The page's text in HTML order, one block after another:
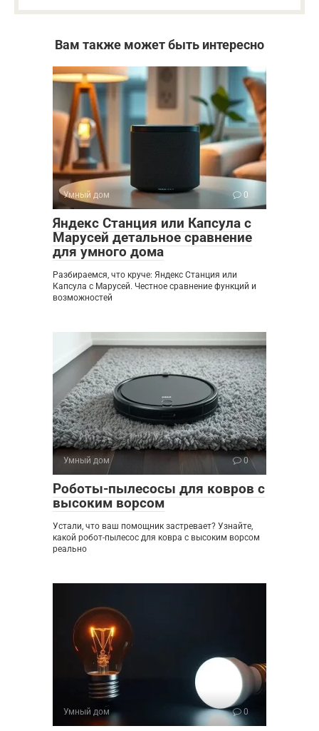
Вам также может быть интересно
Умный дом 0
Яндекс Станция или Капсула с
Марусей детальное сравнение
для умного дома
Разбираемся, что круче: Яндекс Станция или
Капсула с Марусей. Честное сравнение функций и
возможностей
Умный дом 0
Роботы-пылесосы для ковров с
высоким ворсом
Устали, что ваш помощник застревает? Узнайте,
какой робот-пылесос для ковра с высоким ворсом
реально
Умный дом 0